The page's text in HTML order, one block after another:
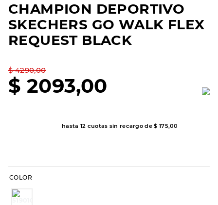
CHAMPION DEPORTIVO
SKECHERS GO WALK FLEX
REQUEST BLACK
$ 4290,00
$ 2093,00
hasta 12 cuotas sin recargo de$ 175,00
COLOR
skechers slip-ins
4.
championes